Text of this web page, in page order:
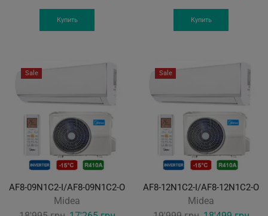
price
was:
20'199 грн.
Купить
price
was:
17'878 грн.
Купить
Sale
AF8-09N1C2-I/AF8-09N1C2-O
Midea
Sale
AF8-12N1C2-I/AF8-12N1C2-O
Midea